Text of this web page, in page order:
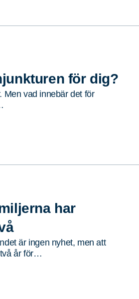
för dig?
Men vad innebär det för
har
är ingen nyhet, men att
år för…